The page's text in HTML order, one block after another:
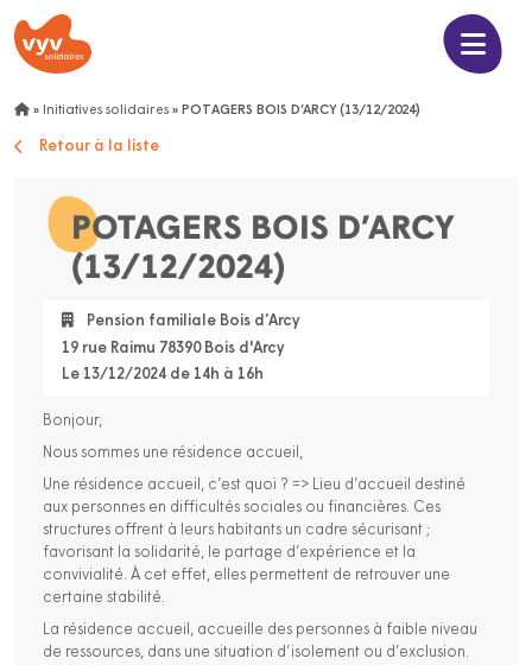
» Initiatives solidaires » POTAGERS BOIS D’ARCY (13/12/2024)
Retour à la liste
POTAGERS BOIS D’ARCY
(13/12/2024)
Pension familiale Bois d’Arcy
19 rue Raimu 78390 Bois d'Arcy
Le 13/12/2024 de 14h à 16h
Bonjour,
Nous sommes une résidence accueil,
Une résidence accueil, c’est quoi ? => Lieu d’accueil destiné
aux personnes en difficultés sociales ou financières. Ces
structures offrent à leurs habitants un cadre sécurisant ;
favorisant la solidarité, le partage d’expérience et la
convivialité. À cet effet, elles permettent de retrouver une
certaine stabilité.
La résidence accueil, accueille des personnes à faible niveau
de ressources, dans une situation d’isolement ou d’exclusion.